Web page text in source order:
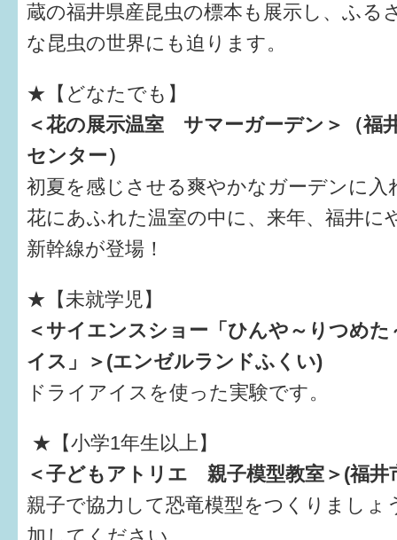
蔵の福井県産昆虫の標本も展示し、ふる
な昆虫の世界にも迫ります。
★【どなたでも】
＜花の展示温室 サマーガーデン＞（福
センター）
初夏を感じさせる爽やかなガーデンに入
花にあふれた温室の中に、来年、福井に
新幹線が登場！
★【未就学児】
＜サイエンスショー「ひんや～りつめ
イス」＞(エンゼルランドふくい)
ドライアイスを使った実験です。
★【小学1年生以上】
＜子どもアトリエ 親子模型教室＞(福井
親子で協力して恐竜模型をつくりましょ